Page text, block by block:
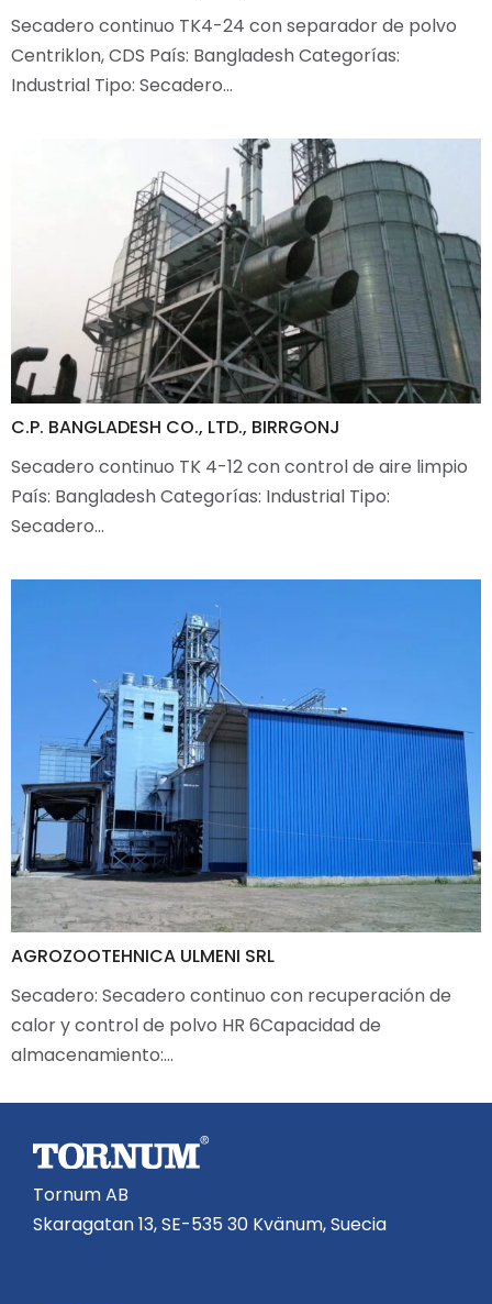
Secadero continuo TK4-24 con separador de polvo
Centriklon, CDS País: Bangladesh Categorías:
Industrial Tipo: Secadero…
C.P. BANGLADESH CO., LTD., BIRRGONJ
Secadero continuo TK 4-12 con control de aire limpio
País: Bangladesh Categorías: Industrial Tipo:
Secadero…
AGROZOOTEHNICA ULMENI SRL
Secadero: Secadero continuo con recuperación de
calor y control de polvo HR 6Capacidad de
almacenamiento:…
Tornum AB
Skaragatan 13, SE-535 30 Kvänum, Suecia